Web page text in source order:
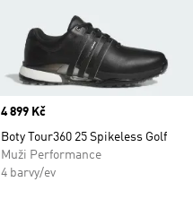
Price
4 899 Kč
Boty Tour360 25 Spikeless Golf
Muži Performance
4 barvy/ev